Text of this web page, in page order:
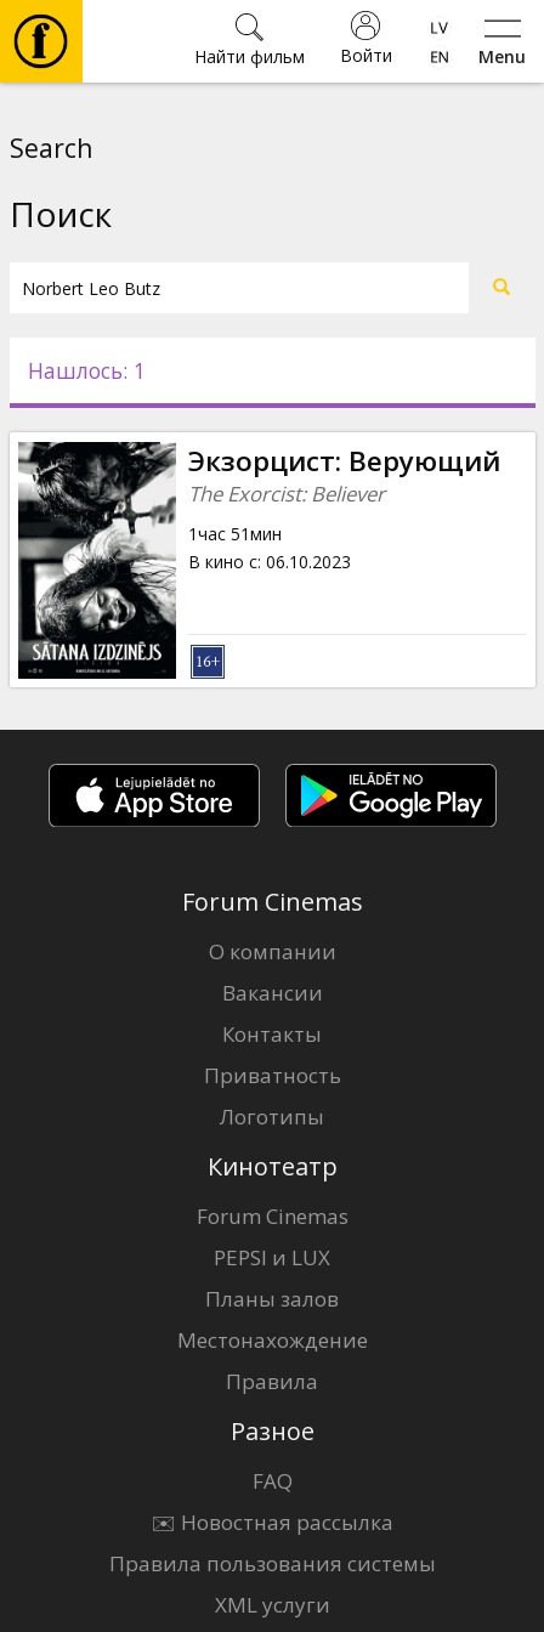
Menu
Войти
Найти фильм
Новости
Подарки
Кинозакуски
B2B
Клуб
Search
Поиск
Нашлось: 1
Экзорцист: Bерующий
The Exorcist: Believer
1час 51мин
В кино с: 06.10.2023
Forum Cinemas
О компании
Вакансии
Контакты
Приватность
Логотипы
Кинотеатр
Forum Cinemas
PEPSI и LUX
Планы залов
Местонахождение
Правила
Разное
FAQ
✉️ Новостная рассылка
Правила пользования системы
XML услуги